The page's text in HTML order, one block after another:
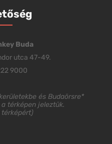
Buda
utca 47-49.
9000
és Budaörsre*
térképen jeleztük.
)